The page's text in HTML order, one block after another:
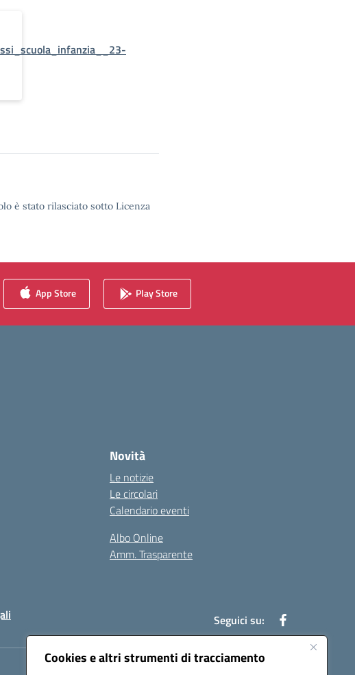
Cookies e altri strumenti di tracciamento
è stato rilasciato sotto Licenza
App Store Play Store
Novità
Le notizie
Le circolari
Calendario eventi
Albo Online
Amm. Trasparente
Seguici su: